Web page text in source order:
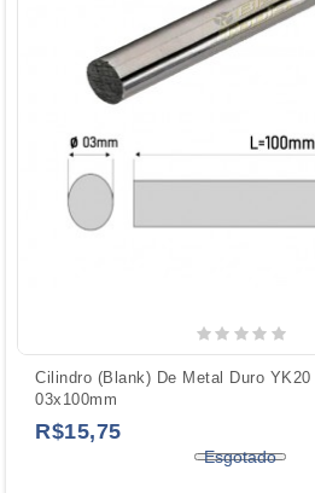
Cilindro (Blank) De Metal Duro YK20
03x100mm
R$15,75
Esgotado